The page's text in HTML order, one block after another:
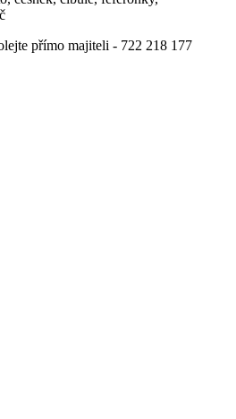
přímo majiteli - 722 218 177